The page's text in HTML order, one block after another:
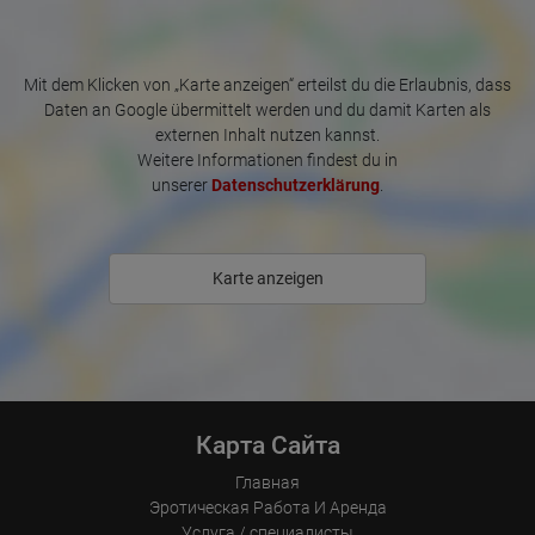
в распоряжении гостей также кухня, ванная комната и чистые,
современно обставленные комнаты.
Мы предлагаем только справедливые условия и хорошо
- Надежность – соблюдение договоренностей
- Честное обслуживание
Тогда вы сможете хорошо зарабатывать с нами!
Mit dem Klicken von „Karte anzeigen“ erteilst du die Erlaubnis, dass
Daten an Google übermittelt werden und du damit Karten als
externen Inhalt nutzen kannst.
Weitere Informationen findest du in
unserer Datenschutzerklärung
Karte anzeigen
Карта Сайта
Главная
Эротическая Pабота И Аренда